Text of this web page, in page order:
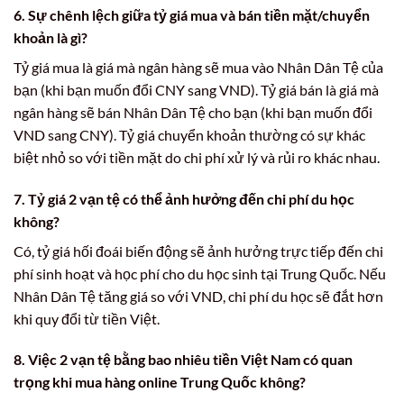
6. Sự chênh lệch giữa tỷ giá mua và bán tiền mặt/chuyển
khoản là gì?
Tỷ giá mua là giá mà ngân hàng sẽ mua vào Nhân Dân Tệ của
bạn (khi bạn muốn đổi CNY sang VND). Tỷ giá bán là giá mà
ngân hàng sẽ bán Nhân Dân Tệ cho bạn (khi bạn muốn đổi
VND sang CNY). Tỷ giá chuyển khoản thường có sự khác
biệt nhỏ so với tiền mặt do chi phí xử lý và rủi ro khác nhau.
7. Tỷ giá 2 vạn tệ có thể ảnh hưởng đến chi phí du học
không?
Có, tỷ giá hối đoái biến động sẽ ảnh hưởng trực tiếp đến chi
phí sinh hoạt và học phí cho du học sinh tại Trung Quốc. Nếu
Nhân Dân Tệ tăng giá so với VND, chi phí du học sẽ đắt hơn
khi quy đổi từ tiền Việt.
8. Việc 2 vạn tệ bằng bao nhiêu tiền Việt Namcó quan
trọng khi mua hàng online Trung Quốc không?